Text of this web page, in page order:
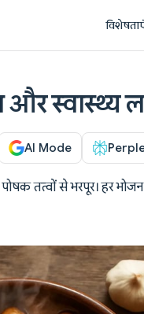
स्वास्थ्य
AI Mode
पोषक तत्वों से भरपूर। हर